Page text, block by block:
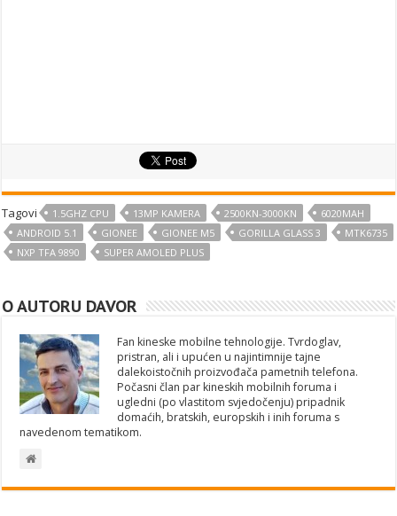
Tagovi 1.5GHZ CPU 13MP KAMERA 2500KN-3000KN
6020MAH
ANDROID 5.1
GIONEE GIONEE M5 GORILLA GLASS 3
MTK6735
NXP TFA 9890
SUPER AMOLED PLUS
O AUTORU DAVOR
Fan kineske mobilne tehnologije. Tvrdoglav,
pristran, ali i upućen u najintimnije tajne
dalekoistočnih proizvođača pametnih telefona.
Počasni član par kineskih mobilnih foruma i
ugledni (po vlastitom svjedočenju) pripadnik
domaćih, bratskih, europskih i inih foruma s
navedenom tematikom.